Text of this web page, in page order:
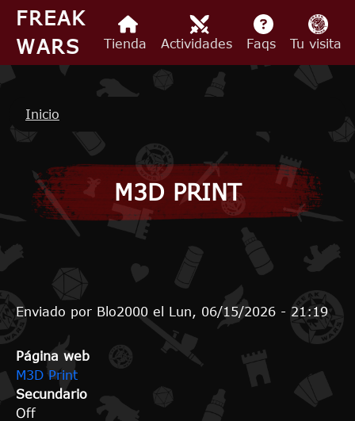
Pasar al contenido principal
FREAK
WARS
Tienda Actividades Faqs Tu visita
Ruta de navegación
Inicio
M3D PRINT
Enviado por Blo2000 el Lun, 06/15/2026 - 21:19
Página web
M3D Print
Secundario
Off